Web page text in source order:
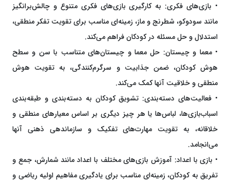
• بازی‌های فکری: به کارگیری بازی‌های فکری متنوع و چالش‌برانگیز
مانند سودوکو، شطرنج و ماز، زمینه‌ای مناسب برای تقویت تفکر منطقی،
استدلال و حل مسئله در کودکان فراهم می‌کند.
• معما و چیستان: حل معما و چیستان‌های متناسب با سن و سطح
هوش کودکان، ضمن جذابیت و سرگرم‌کنندگی، به تقویت هوش
منطقی و خلاقیت آنها کمک می‌کند.
• فعالیت‌های دسته‌بندی: تشویق کودکان به دسته‌بندی و طبقه‌بندی
اسباب‌بازی‌ها، لباس‌ها یا هر چیز دیگری بر اساس معیارهای منطقی و
خلاقانه، به تقویت مهارت‌های تفکیک و سازماندهی ذهنی آنها
می‌انجامد.
• بازی با اعداد: آموزش بازی‌های مختلف با اعداد مانند شمارش، جمع و
تفریق به کودکان، زمینه‌ای مناسب برای یادگیری مفاهیم اولیه ریاضی و